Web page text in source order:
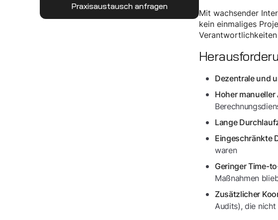
Praxisaustausch anfragen
Mit wachsender
kein einmaliges
Dezentrale und
Hoher
Lange
Eingeschränkte
waren
Geringer Time-
Maßnahmen
Zusätzlicher
Audits), die